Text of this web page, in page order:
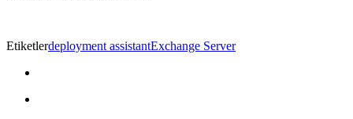
Etiketlerdeployment assistantExchange Server